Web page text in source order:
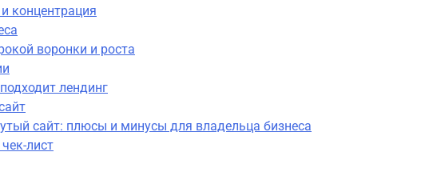
концентрация
воронки и роста
лендинг
сайт: плюсы и минусы для владельца бизнеса
лист